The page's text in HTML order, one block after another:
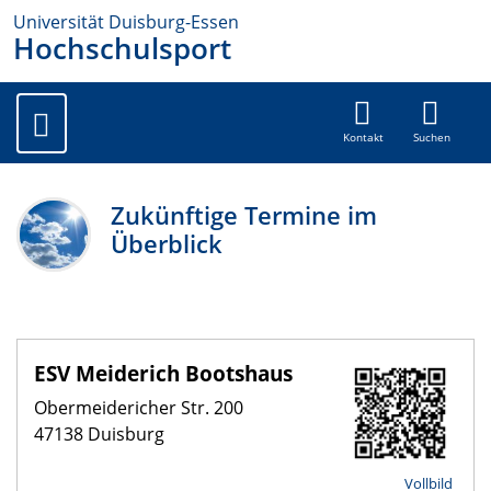
Universität Duisburg-Essen
Hochschulsport
Kontakt Suchen
Zukünftige Termine im
Überblick
ESV Meiderich Bootshaus
Obermeidericher Str. 200
47138 Duisburg
Vollbild